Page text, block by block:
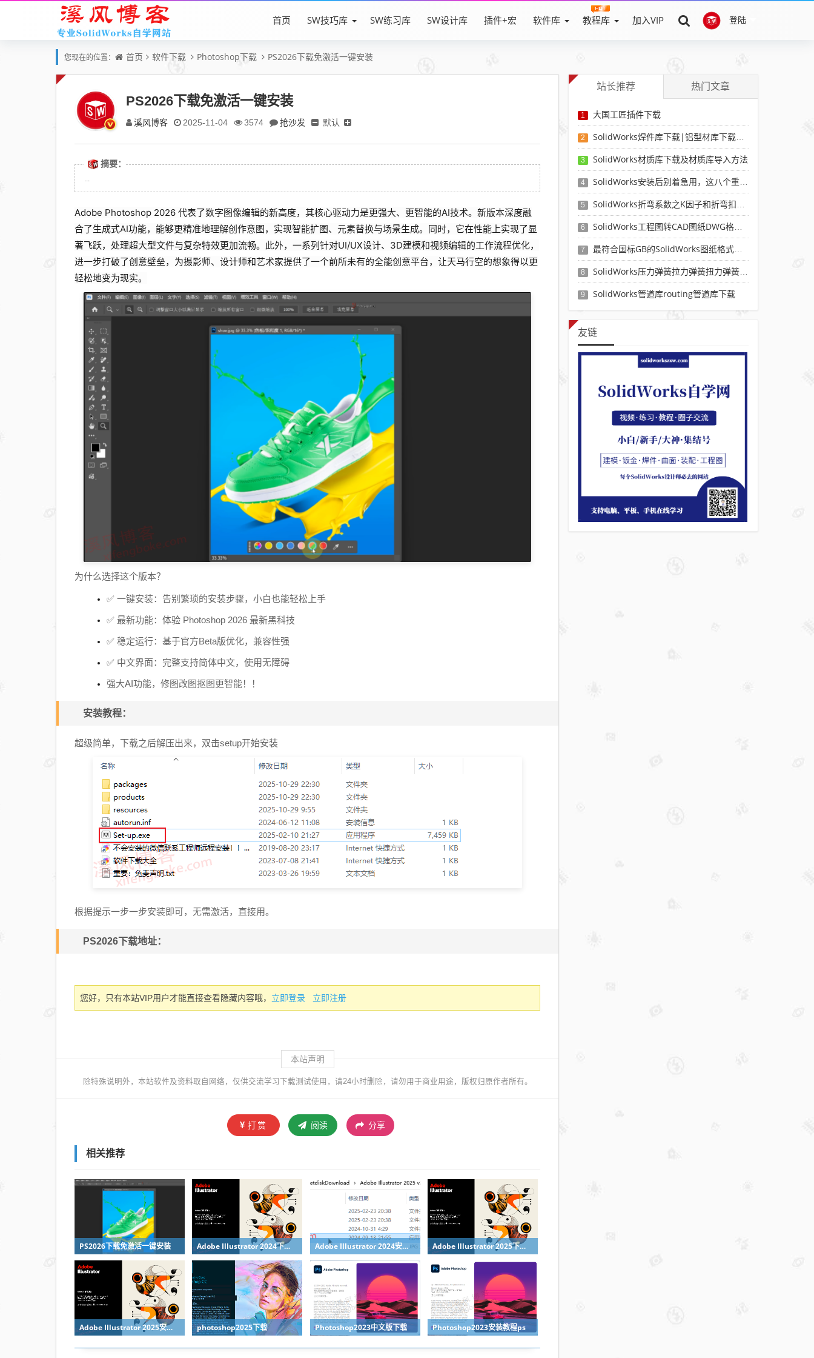
登陆
首页 SW技巧库 SW练习库 SW设计库 插件+宏 软件库 教程库 加入VIP
您现在的位置： 首页 软件下载 Photoshop下载 PS2026下载免激活一键安装
PS2026下载免激活一键安装
溪风博客 2025-11-04 3574 抢沙发 默认
摘要：
...
Adobe Photoshop 2026 代表了数字图像编辑的新高度，其核心驱动力是更强大、更智能的AI技术。新版本深度融
合了生成式AI功能，能够更精准地理解创作意图，实现智能扩图、元素替换与场景生成。同时，它在性能上实现了显
著飞跃，处理超大型文件与复杂特效更加流畅。此外，一系列针对UI/UX设计、3D建模和视频编辑的工作流程优化，
进一步打破了创意壁垒，为摄影师、设计师和艺术家提供了一个前所未有的全能创意平台，让天马行空的想象得以更
轻松地变为现实。
为什么选择这个版本？
✅ 一键安装：告别繁琐的安装步骤，小白也能轻松上手
✅ 最新功能：体验 Photoshop 2026 最新黑科技
✅ 稳定运行：基于官方Beta版优化，兼容性强
✅ 中文界面：完整支持简体中文，使用无障碍
强大AI功能，修图改图抠图更智能！！
安装教程：
超级简单，下载之后解压出来，双击setup开始安装
根据提示一步一步安装即可，无需激活，直接用。
PS2026下载地址：
您好，只有本站VIP用户才能直接查看隐藏内容哦， 立即登录 立即注册
本站声明
除特殊说明外，本站软件及资料取自网络，仅供交流学习下载测试使用，请24小时删除，请勿用于商业用途，版权归原作者所有。
打赏 阅读 分享
相关推荐
PS2026下载免激活一键安装 Adobe Illustrator 2024下载AI2024下载 Adobe Illustrator 2024安装教程 Adobe Illustrator 2025下载AI2025下载
Adobe Illustrator 2025安装教程 photoshop2025下载 Photoshop2023中文版下载 Photoshop2023安装教程ps
站长推荐 热门文章
1 大国工匠插件下载
2 SolidWorks焊件库下载|铝型材库下载|附sw焊件库添加配置使用教程
3 SolidWorks材质库下载及材质库导入方法
4 SolidWorks安装后别着急用，这八个重要SolidWorks设置可以提高你的画图效率
5 SolidWorks折弯系数之K因子和折弯扣除表-溪风推荐
6 SolidWorks工程图转CAD图纸DWG格式映射文件无乱码可分层-溪风亲测推荐
7 最符合国标GB的SolidWorks图纸格式和图纸模板下载-溪风专用版
8 SolidWorks压力弹簧拉力弹簧扭力弹簧涡卷弹簧自动生成宏程序下载
9 SolidWorks管道库routing管道库下载
友链